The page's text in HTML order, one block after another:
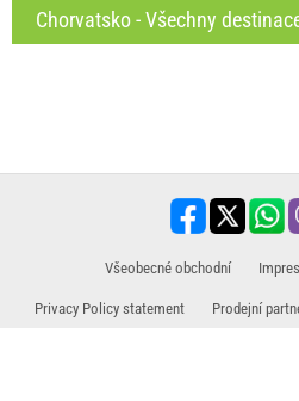
Chorvatsko - Všechny
​Všeobecné obchodní
Privacy Policy statement Prodejní